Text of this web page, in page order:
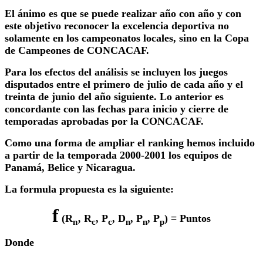
El ánimo es que se puede realizar año con año y con
este objetivo reconocer la excelencia deportiva no
solamente en los campeonatos locales, sino en la Copa
de Campeones de CONCACAF.
Para los efectos del análisis se incluyen los juegos
disputados entre el primero de julio de cada año y el
treinta de junio del año siguiente. Lo anterior es
concordante con las fechas para inicio y cierre de
temporadas aprobadas por la CONCACAF.
Como una forma de ampliar el ranking hemos incluido
a partir de la temporada 2000-2001 los equipos de
Panamá, Belice y Nicaragua.
La formula propuesta es la siguiente:
f (Rn‚ Rc, Pc, Dn, Pn, Pp) = Puntos
Donde